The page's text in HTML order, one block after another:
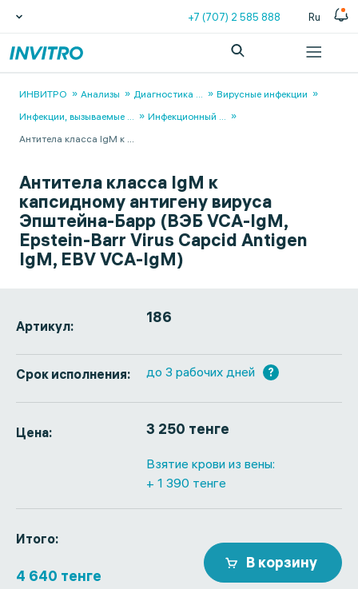
+7 (707) 2 585 888 Ru
ИНВИТРО Анализы Диагностика ...
Вирусные инфекции
Инфекции, вызываемые ... Инфекционный ...
Антитела класса IgM к ...
Антитела класса IgM к
капсидному антигену вируса
Эпштейна-Барр (ВЭБ VCA-IgM,
Epstein-Barr Virus Capcid Antigen
IgM, EBV VCA-IgM)
Артикул: 186
Срок исполнения: до 3 рабочих дней ?
Цена: 3 250 тенге
Взятие крови из вены:
+ 1 390 тенге
Итого:
4 640 тенге
В корзину